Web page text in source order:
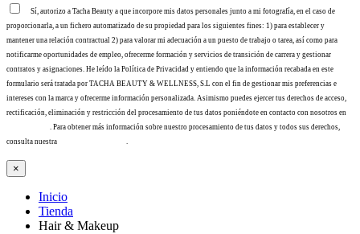
Sí, autorizo a Tacha Beauty a que incorpore mis datos personales junto a mi fotografía, en el caso de
proporcionarla, a un fichero automatizado de su propiedad para los siguientes fines: 1) para establecer y
mantener una relación contractual 2) para valorar mi adecuación a un puesto de trabajo o tarea, así como para
notificarme oportunidades de empleo, ofrecerme formación y servicios de transición de carrera y gestionar
contratos y asignaciones. He leído la Política de Privacidad y entiendo que la información recabada en este
formulario será tratada por TACHA BEAUTY & WELLNESS, S.L con el fin de gestionar mis preferencias e
intereses con la marca y ofrecerme información personalizada. Asimismo puedes ejercer tus derechos de acceso,
rectificación, eliminación y restricción del procesamiento de tus datos poniéndote en contacto con nosotros en
. Para obtener más información sobre nuestro procesamiento de tus datos y todos sus derechos,
consulta nuestra
×
Inicio
Tienda
Hair & Makeup